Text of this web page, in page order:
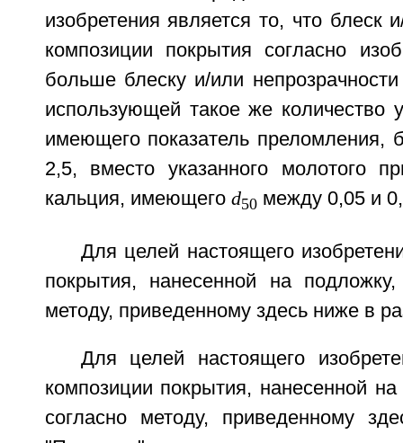
изобретения является то, что блеск
композиции покрытия согласно
больше блеску и/или
использующей такое же количество
имеющего показатель преломления,
2,5, вместо указанного молотого
кальция, имеющего d50между 0,05 и
Для целей настоящего
покрытия, нанесенной на
методу, приведенному здесь ниже в
Для целей настоящего
композиции покрытия, нанесенной
согласно методу, приведенному